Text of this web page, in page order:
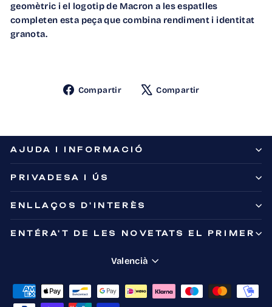
geomètric i el logotip de Macron a les espatlles
completen esta peça que combina rendiment i identitat
granota.
Compartir
CompartirCompartir
AJUDA I INFORMACIÓ
PRIVADESA I ÚS
ENLLAÇOS D'INTERÈS
ENTÉRA'T DE LES NOVETATS EL PRIMER
Idioma
Valencià